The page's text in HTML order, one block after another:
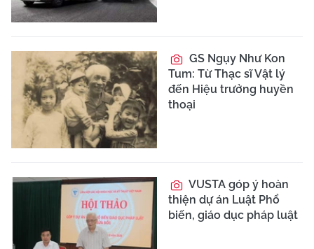
GS Ngụy Như Kon
Tum: Từ Thạc sĩ Vật lý
đến Hiệu trưởng huyền
thoại
VUSTA góp ý hoàn
thiện dự án Luật Phổ
biến, giáo dục pháp luật